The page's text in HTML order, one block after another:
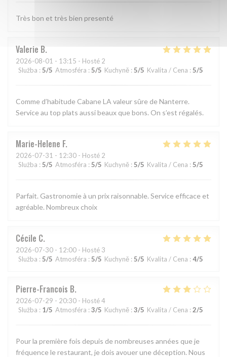
Très bon et très bien presenté
Valerie B
2026-08-01 - 13:15 - Hosté 2
Služba : 5/5 Atmosféra : 5/5 Kuchyně : 5/5 Kvalita / Cena : 5/5
Comme d’habitude Cabane LA valeur sûre de Nanterre.
Service au top plats aussi beaux que bons. On s’est régalés.
Marie-Helene F
2026-07-31 - 12:30 - Hosté 2
Služba : 5/5 Atmosféra : 5/5 Kuchyně : 5/5 Kvalita / Cena : 5/5
Parfait. Gastronomie à un prix raisonnable. Service efficace et
agréable. Nombreux choix
Cécile C
2026-07-30 - 12:00 - Hosté 3
Služba : 5/5 Atmosféra : 5/5 Kuchyně : 5/5 Kvalita / Cena : 4/5
Pierre-Francois B
2026-07-29 - 20:30 - Hosté 4
Služba : 1/5 Atmosféra : 3/5 Kuchyně : 3/5 Kvalita / Cena : 2/5
Pour la première fois depuis de nombreuses années que je
fréquence le restaurant, je dois avouer une déception. Nous